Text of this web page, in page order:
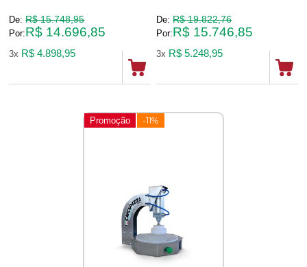
De: R$ 15.748,95
Por:R$ 14.696,85
3x R$ 4.898,95
De: R$ 19.822,76
Por:R$ 15.746,85
3x R$ 5.248,95
Promoção -11%